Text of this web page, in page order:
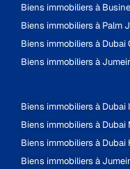
Biens immobiliers à
Biens immobiliers à Palm
Biens immobiliers à Dubai
Biens immobiliers à
Biens immobiliers à Dubai
Biens immobiliers à Dubai
Biens immobiliers à Dubai
Biens immobiliers à